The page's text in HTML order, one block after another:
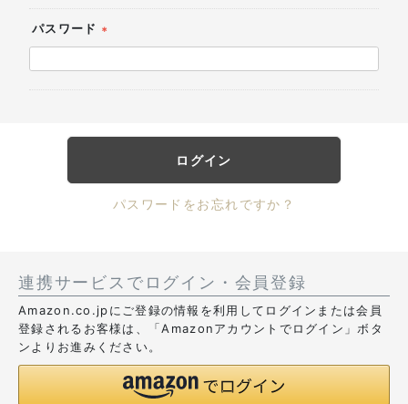
パスワード
(必
須)
ログイン
パスワードをお忘れですか？
連携サービスでログイン・会員登録
Amazon.co.jpにご登録の情報を利用してログインまたは会員
登録されるお客様は、「Amazonアカウントでログイン」ボタ
ンよりお進みください。